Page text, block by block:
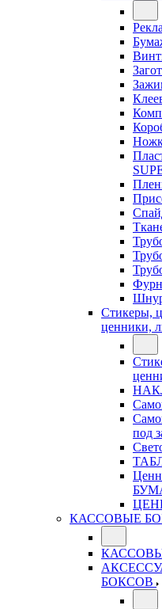
Стикеры,
ценники,
под
КАССОВЫЕ
БОКСОВ